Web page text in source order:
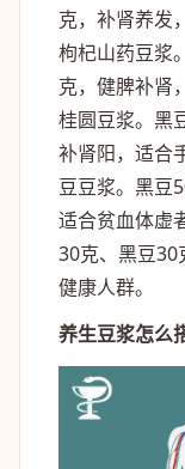
克，补肾养发
枸杞山药豆浆
克，健脾补肾
桂圆豆浆。黑
补肾阳，适合
豆豆浆。黑豆
适合贫血体虚
30克、黑豆30
健康人群。
养生豆浆怎么